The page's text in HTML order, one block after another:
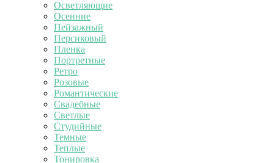
Осветляющие
Осенние
Пейзажный
Персиковый
Пленка
Портретные
Ретро
Розовые
Романтические
Свадебные
Светлые
Студийные
Темные
Теплые
Тонировка